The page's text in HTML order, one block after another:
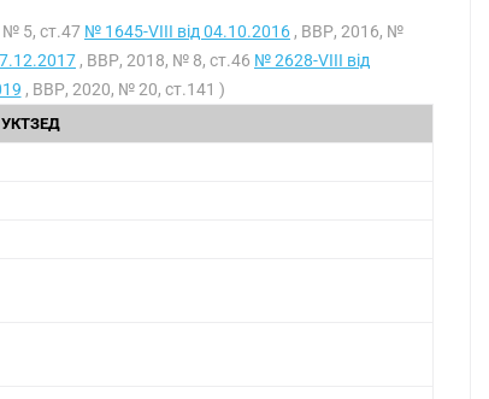
№ 5, ст.47 № 1645-VIII від 04.10.2016 , ВВР, 2016, №
, ВВР, 2018, № 8, ст.46 № 2628-VIII від
, ВВР, 2020, № 20, ст.141 )
УКТЗЕД